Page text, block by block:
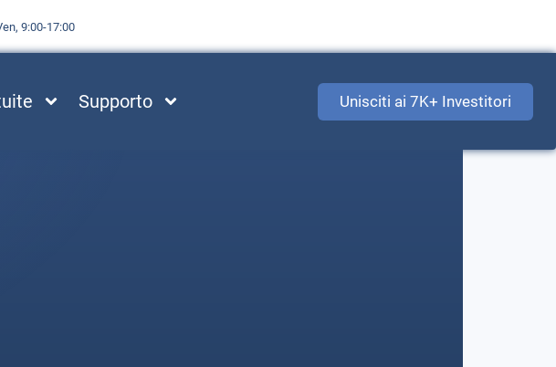
9:00-17:00
Supporto Unisciti ai 7K+ Investitori